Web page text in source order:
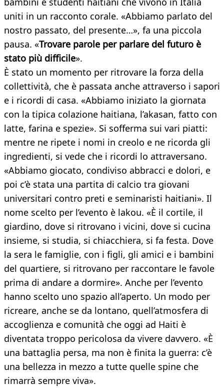
uniti in un racconto corale. «Abbiamo parlato del
nostro passato, del presente…», fa una piccola
pausa. «Trovare parole per parlare del futuro è
stato più difficile».
È stato un momento per ritrovare la forza della
collettività, che è passata anche attraverso i sapori
e i ricordi di casa. «Abbiamo iniziato la giornata
con la tipica colazione haitiana, l’akasan, fatto con
latte, farina e spezie». Si sofferma sui vari piatti:
mentre ne ripete i nomi in creolo e ne ricorda gli
ingredienti, si vede che i ricordi lo attraversano.
«Abbiamo giocato, condiviso abbracci e dolori, e
poi c’è stata una partita di calcio tra giovani
universitari contro preti e seminaristi haitiani». Il
nome scelto per l’evento è lakou. «È il cortile, il
giardino, dove si ritrovano i vicini, dove si cucina
insieme, si studia, si chiacchiera, si fa festa. Dove
la sera le famiglie, con i figli, gli amici e i bambini
del quartiere, si ritrovano per raccontare le favole
prima di andare a dormire». Anche per l’evento
hanno scelto uno spazio all’aperto. Un modo per
ricreare, anche se da lontano, quell’atmosfera di
accoglienza e comunità che oggi ad Haiti è
diventata troppo pericolosa da vivere davvero. «È
una battaglia persa, ma non è finita la guerra: c’è
una bellezza in mezzo a tutte quelle spine che
rimarrà sempre viva».